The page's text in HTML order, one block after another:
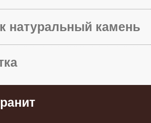
натуральный камень